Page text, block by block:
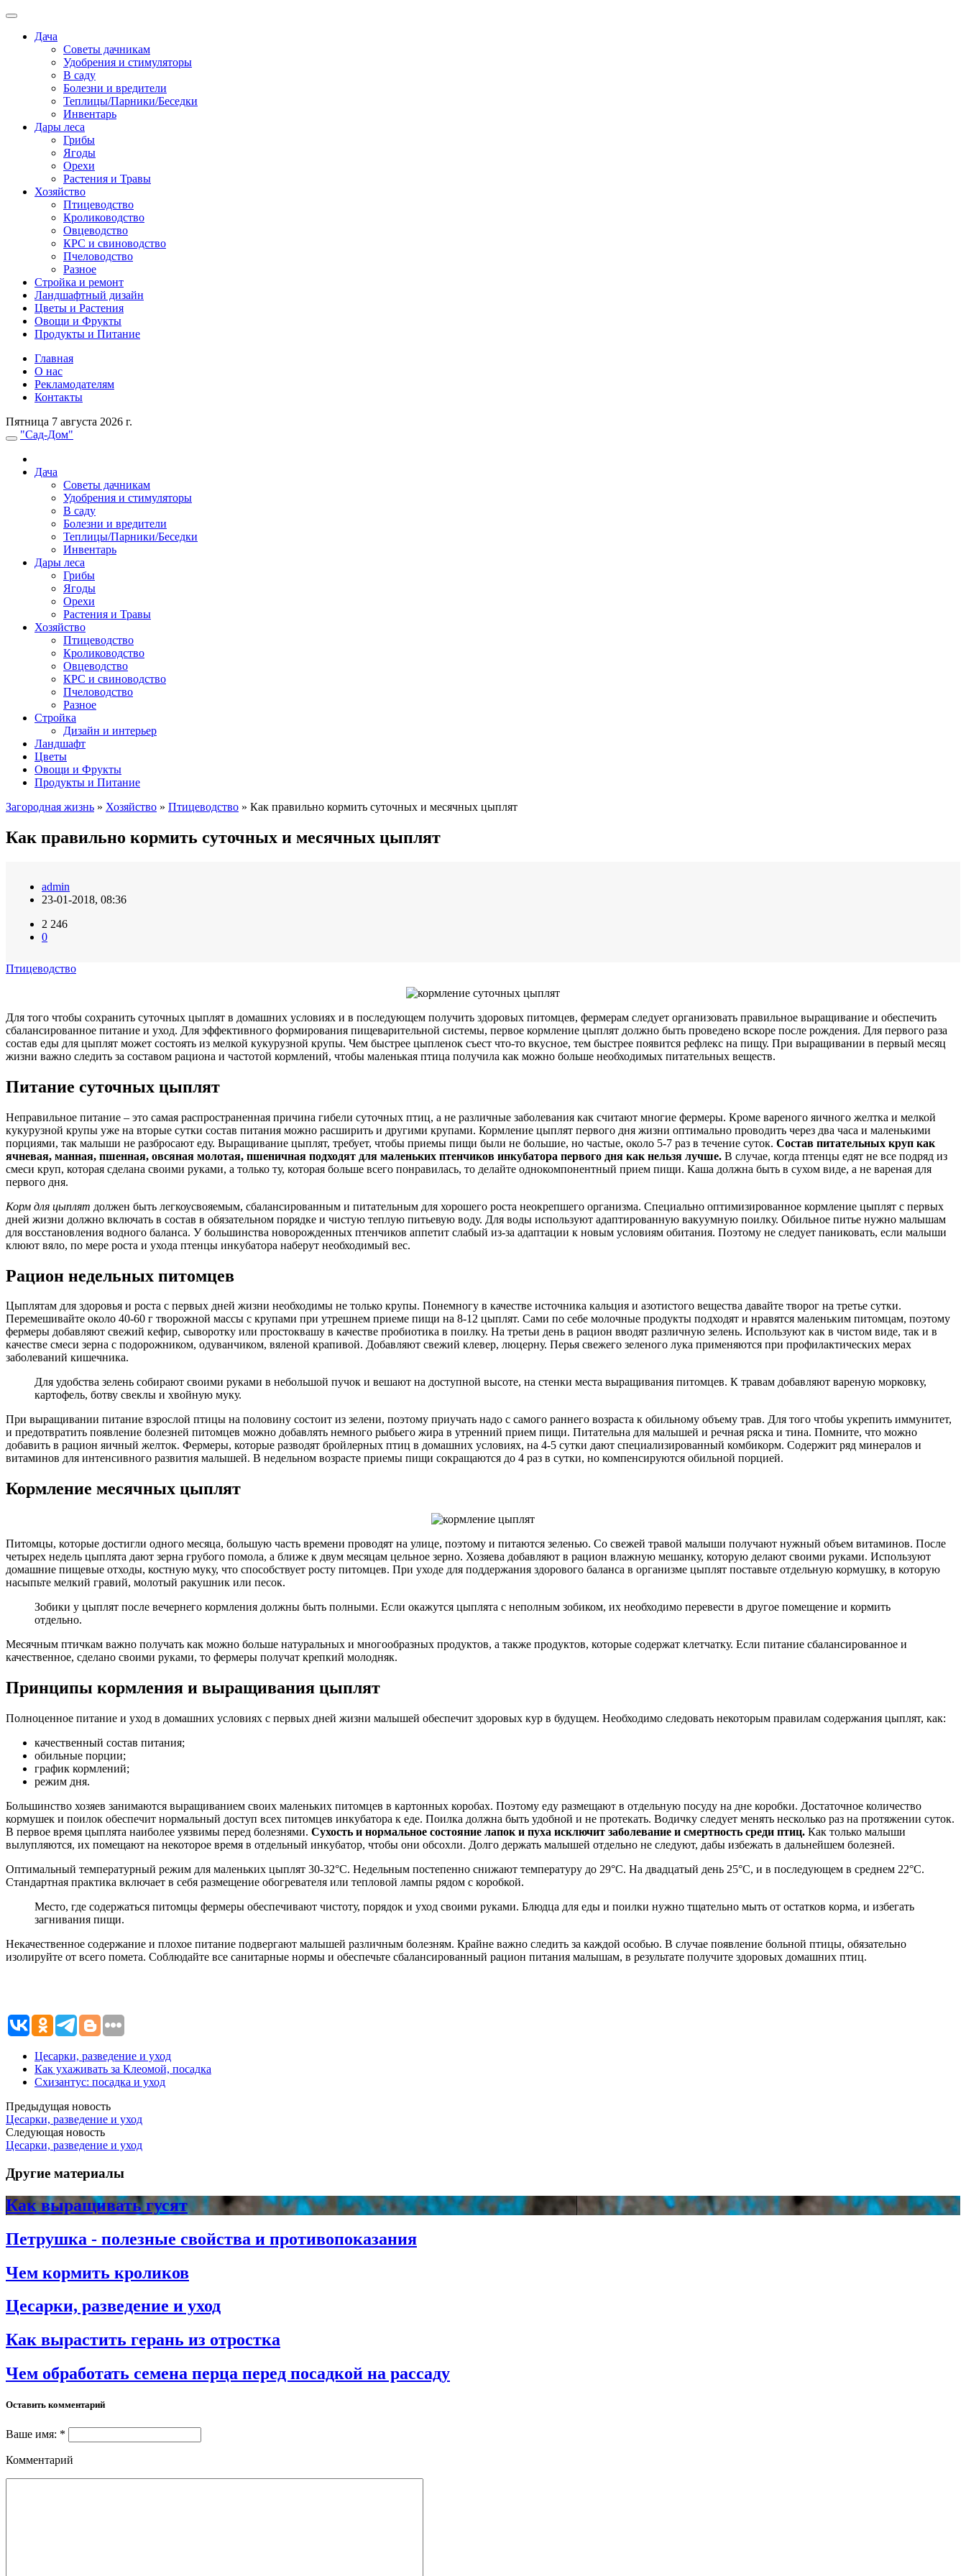
Дача
Советы дачникам
Удобрения и стимуляторы
В саду
Болезни и вредители
Теплицы/Парники/Беседки
Инвентарь
Дары леса
Грибы
Ягоды
Орехи
Растения и Травы
Хозяйство
Птицеводство
Кролиководство
Овцеводство
КРС и свиноводство
Пчеловодство
Разное
Стройка и ремонт
Ландшафтный дизайн
Цветы и Растения
Овощи и Фрукты
Продукты и Питание
Главная
О нас
Рекламодателям
Контакты
Пятница 7 августа 2026 г.
"Сад-Дом"
Дача
Советы дачникам
Удобрения и стимуляторы
В саду
Болезни и вредители
Теплицы/Парники/Беседки
Инвентарь
Дары леса
Грибы
Ягоды
Орехи
Растения и Травы
Хозяйство
Птицеводство
Кролиководство
Овцеводство
КРС и свиноводство
Пчеловодство
Разное
Стройка
Дизайн и интерьер
Ландшафт
Цветы
Овощи и Фрукты
Продукты и Питание
Загородная жизнь » Хозяйство » Птицеводство » Как правильно кормить суточных и месячных цыплят
Как правильно кормить суточных и месячных цыплят
admin
23-01-2018, 08:36
2 246
0
Птицеводство
Для того чтобы сохранить суточных цыплят в домашних условиях и в последующем получить здоровых питомцев, фермерам следует организовать правильное выращивание и обеспечить
сбалансированное питание и уход. Для эффективного формирования пищеварительной системы, первое кормление цыплят должно быть проведено вскоре после рождения. Для первого раза
состав еды для цыплят может состоять из мелкой кукурузной крупы. Чем быстрее цыпленок съест что-то вкусное, тем быстрее появится рефлекс на пищу. При выращивании в первый месяц
жизни важно следить за составом рациона и частотой кормлений, чтобы маленькая птица получила как можно больше необходимых питательных веществ.
Питание суточных цыплят
Неправильное питание – это самая распространенная причина гибели суточных птиц, а не различные заболевания как считают многие фермеры. Кроме вареного яичного желтка и мелкой
кукурузной крупы уже на вторые сутки состав питания можно расширить и другими крупами. Кормление цыплят первого дня жизни оптимально проводить через два часа и маленькими
порциями, так малыши не разбросают еду. Выращивание цыплят, требует, чтобы приемы пищи были не большие, но частые, около 5-7 раз в течение суток. Состав питательных круп как
ячневая, манная, пшенная, овсяная молотая, пшеничная подходят для маленьких птенчиков инкубатора первого дня как нельзя лучше. В случае, когда птенцы едят не все подряд из
смеси круп, которая сделана своими руками, а только ту, которая больше всего понравилась, то делайте однокомпонентный прием пищи. Каша должна быть в сухом виде, а не вареная для
первого дня.
Корм для цыплят должен быть легкоусвояемым, сбалансированным и питательным для хорошего роста неокрепшего организма. Специально оптимизированное кормление цыплят с первых
дней жизни должно включать в состав в обязательном порядке и чистую теплую питьевую воду. Для воды используют адаптированную вакуумную поилку. Обильное питье нужно малышам
для восстановления водного баланса. У большинства новорожденных птенчиков аппетит слабый из-за адаптации к новым условиям обитания. Поэтому не следует паниковать, если малыши
клюют вяло, по мере роста и ухода птенцы инкубатора наберут необходимый вес.
Рацион недельных питомцев
Цыплятам для здоровья и роста с первых дней жизни необходимы не только крупы. Понемногу в качестве источника кальция и азотистого вещества давайте творог на третье сутки.
Перемешивайте около 40-60 г творожной массы с крупами при утрешнем приеме пищи на 8-12 цыплят. Сами по себе молочные продукты подходят и нравятся маленьким питомцам, поэтому
фермеры добавляют свежий кефир, сыворотку или простоквашу в качестве пробиотика в поилку. На третьи день в рацион вводят различную зелень. Используют как в чистом виде, так и в
качестве смеси зерна с подорожником, одуванчиком, вяленой крапивой. Добавляют свежий клевер, люцерну. Перья свежего зеленого лука применяются при профилактических мерах
заболеваний кишечника.
Для удобства зелень собирают своими руками в небольшой пучок и вешают на доступной высоте, на стенки места выращивания питомцев. К травам добавляют вареную морковку,
картофель, ботву свеклы и хвойную муку.
При выращивании питание взрослой птицы на половину состоит из зелени, поэтому приучать надо с самого раннего возраста к обильному объему трав. Для того чтобы укрепить иммунитет,
и предотвратить появление болезней питомцев можно добавлять немного рыбьего жира в утренний прием пищи. Питательна для малышей и речная ряска и тина. Помните, что можно
добавить в рацион яичный желток. Фермеры, которые разводят бройлерных птиц в домашних условиях, на 4-5 сутки дают специализированный комбикорм. Содержит ряд минералов и
витаминов для интенсивного развития малышей. В недельном возрасте приемы пищи сокращаются до 4 раз в сутки, но компенсируются обильной порцией.
Кормление месячных цыплят
Питомцы, которые достигли одного месяца, большую часть времени проводят на улице, поэтому и питаются зеленью. Со свежей травой малыши получают нужный объем витаминов. После
четырех недель цыплята дают зерна грубого помола, а ближе к двум месяцам цельное зерно. Хозяева добавляют в рацион влажную мешанку, которую делают своими руками. Используют
домашние пищевые отходы, костную муку, что способствует росту питомцев. При уходе для поддержания здорового баланса в организме цыплят поставьте отдельную кормушку, в которую
насыпьте мелкий гравий, молотый ракушник или песок.
Зобики у цыплят после вечернего кормления должны быть полными. Если окажутся цыплята с неполным зобиком, их необходимо перевести в другое помещение и кормить
отдельно.
Месячным птичкам важно получать как можно больше натуральных и многообразных продуктов, а также продуктов, которые содержат клетчатку. Если питание сбалансированное и
качественное, сделано своими руками, то фермеры получат крепкий молодняк.
Принципы кормления и выращивания цыплят
Полноценное питание и уход в домашних условиях с первых дней жизни малышей обеспечит здоровых кур в будущем. Необходимо следовать некоторым правилам содержания цыплят, как:
качественный состав питания;
обильные порции;
график кормлений;
режим дня.
Большинство хозяев занимаются выращиванием своих маленьких питомцев в картонных коробах. Поэтому еду размещают в отдельную посуду на дне коробки. Достаточное количество
кормушек и поилок обеспечит нормальный доступ всех питомцев инкубатора к еде. Поилка должна быть удобной и не протекать. Водичку следует менять несколько раз на протяжении суток.
В первое время цыплята наиболее уязвимы перед болезнями. Сухость и нормальное состояние лапок и пуха исключит заболевание и смертность среди птиц. Как только малыши
вылупляются, их помещают на некоторое время в отдельный инкубатор, чтобы они обсохли. Долго держать малышей отдельно не следуют, дабы избежать в дальнейшем болезней.
Оптимальный температурный режим для маленьких цыплят 30-32°С. Недельным постепенно снижают температуру до 29°С. На двадцатый день 25°С, и в последующем в среднем 22°С.
Стандартная практика включает в себя размещение обогревателя или тепловой лампы рядом с коробкой.
Место, где содержаться питомцы фермеры обеспечивают чистоту, порядок и уход своими руками. Блюдца для еды и поилки нужно тщательно мыть от остатков корма, и избегать
загнивания пищи.
Некачественное содержание и плохое питание подвергают малышей различным болезням. Крайне важно следить за каждой особью. В случае появление больной птицы, обязательно
изолируйте от всего помета. Соблюдайте все санитарные нормы и обеспечьте сбалансированный рацион питания малышам, в результате получите здоровых домашних птиц.
Цесарки, разведение и уход
Как ухаживать за Клеомой, посадка
Схизантус: посадка и уход
Предыдущая новость
Цесарки, разведение и уход
Следующая новость
Цесарки, разведение и уход
Другие материалы
Как выращивать гусят
Петрушка - полезные свойства и противопоказания
Чем кормить кроликов
Цесарки, разведение и уход
Как вырастить герань из отростка
Чем обработать семена перца перед посадкой на рассаду
Оставить комментарий
Ваше имя: *
Комментарий